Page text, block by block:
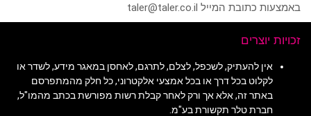
באמצעות כתובת המייל taler@taler.co.il
זכויות יוצרים
אין להעתיק, לשכפל, לצלם, לתרגם, לאחסן במאגר מידע, לשדר או
לקלוט בכל דרך או בכל אמצעי אלקטרוני, כל חלק מהמתפרסם
באתר זה, אלא אך ורק לאחר קבלת רשות מפורשת בכתב מהמו"ל,
חברת טלר תקשורת בע"מ.